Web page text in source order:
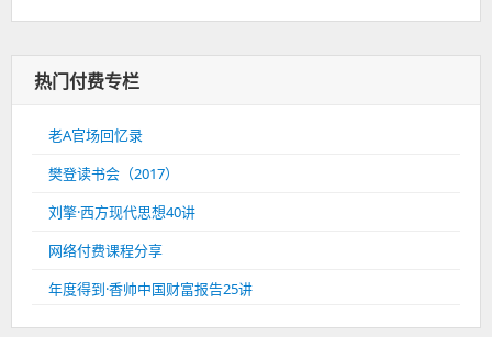
热门付费专栏
老A官场回忆录
樊登读书会（2017）
刘擎·西方现代思想40讲
网络付费课程分享
年度得到·香帅中国财富报告25讲